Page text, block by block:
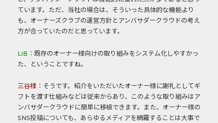
ています。ただ、当社の場合は、そういった具体的な機能より
も、オーナーズクラブの運営方針とアンバサダークラウドの考え
方が合っていたのだと思っています。
LiB： 既存のオーナー様向けの取り組みをシステム化しやすかっ
た、ということですね。
三谷様： そうです。紹介をいただいたオーナー様に謝礼としてギ
フトを渡す仕組みなどは従来からあり、このような取り組みはア
ンバサダークラウドに簡単に移植できます。また、オーナー様の
SNS投稿についても、あらゆるメディアを網羅することは大事で